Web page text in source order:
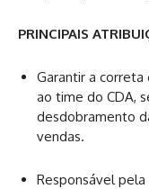
PRINCIPAIS
Garantir a correta
ao time do CDA,
desdobramento
vendas.
Responsável